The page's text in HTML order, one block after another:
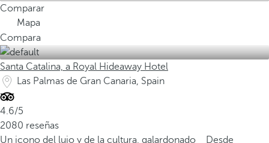
Comparar
Mapa
Compara
Santa Catalina, a Royal Hideaway Hotel
Las Palmas de Gran Canaria, Spain
4.6/5
2080 reseñas
Un icono del lujo y de la cultura, galardonado
Desde